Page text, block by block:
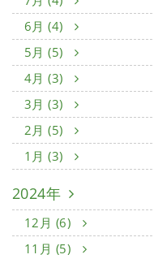
6月 (4)
5月 (5)
4月 (3)
3月 (3)
2月 (5)
1月 (3)
2024年
12月 (6)
11月 (5)